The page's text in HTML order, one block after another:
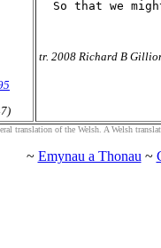
tr. 2008 Richard B
translation of the Welsh. A Welsh
~ Emynau a Thonau ~